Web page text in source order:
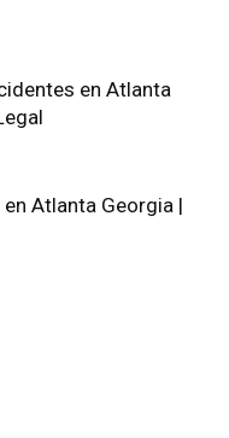
en Atlanta
Atlanta Georgia |